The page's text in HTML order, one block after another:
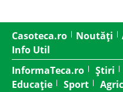
Casoteca.ro Noutăți
Info Util
InformaTeca.ro
Știri
Educație
Sport